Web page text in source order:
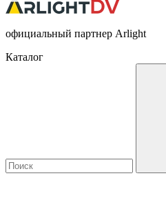
официальный партнер Arlight
Каталог